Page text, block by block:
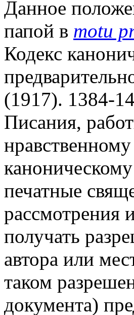
Данное
папой в motu
Кодекс
(1917). 1384-
Писания,
печатные
рассмотрения
получать
автора или
таком
документа)